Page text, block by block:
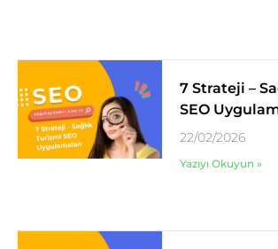
7 Strateji –
SEO
22/02/2026
Yazıyı Okuyun »